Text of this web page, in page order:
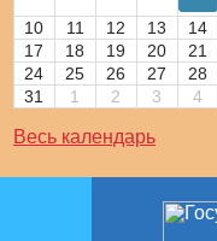
10 11 12 13 14
17
18 19 20 21
24
25 26 27 28
31
1 2 3 4
Весь календарь